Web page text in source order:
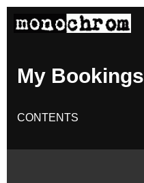
My Bookings
CONTENTS